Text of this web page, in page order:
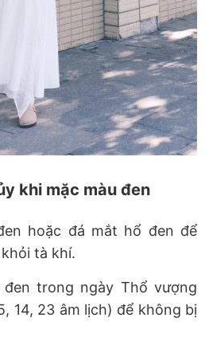
khi mặc màu đen
hoặc đá mắt hổ đen để
tà khí.
trong ngày Thổ vượng
14, 23 âm lịch) để không bị